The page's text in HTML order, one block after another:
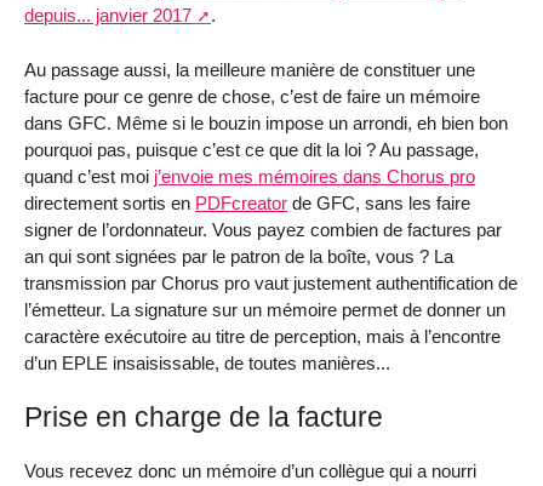
depuis... janvier 2017
.
Au passage aussi, la meilleure manière de constituer une
facture pour ce genre de chose, c’est de faire un mémoire
dans GFC. Même si le bouzin impose un arrondi, eh bien bon
pourquoi pas, puisque c’est ce que dit la loi ? Au passage,
quand c’est moi j’envoie mes mémoires dans Chorus pro
directement sortis en PDFcreator de GFC, sans les faire
signer de l’ordonnateur. Vous payez combien de factures par
an qui sont signées par le patron de la boîte, vous ? La
transmission par Chorus pro vaut justement authentification de
l’émetteur. La signature sur un mémoire permet de donner un
caractère exécutoire au titre de perception, mais à l’encontre
d’un EPLE insaisissable, de toutes manières...
Prise en charge de la facture
Vous recevez donc un mémoire d’un collègue qui a nourri